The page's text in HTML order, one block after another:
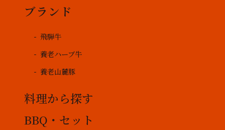
ブランド
飛騨牛
養老ハーブ牛
養老山麓豚
料理から探す
BBQ・セット